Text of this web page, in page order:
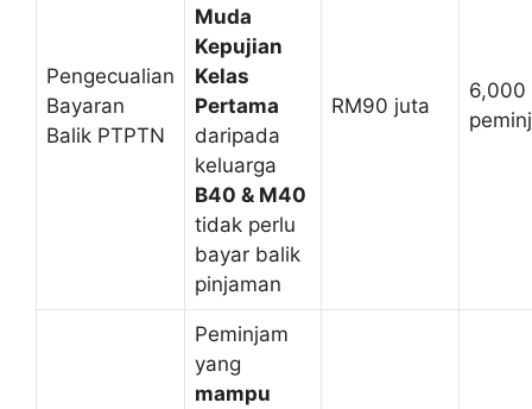
Pengecualian
Bayaran
Balik PTPTN
Muda
Kepujian
Kelas
Pertama
daripada
keluarga
B40 & M40
tidak perlu
bayar balik
pinjaman
RM90 juta
6,000
Peminjam
yang
mampu